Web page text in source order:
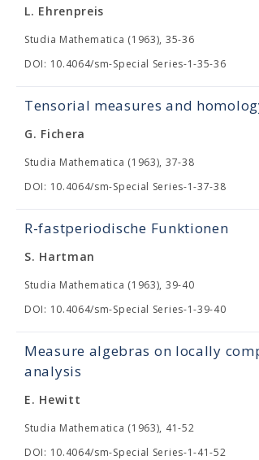
L. Ehrenpreis
Studia Mathematica (1963), 35-36
DOI: 10.4064/sm-Special Series-1-35-36
Tensorial measures and
G. Fichera
Studia Mathematica (1963), 37-38
DOI: 10.4064/sm-Special Series-1-37-38
R-fastperiodische Funktionen
S. Hartman
Studia Mathematica (1963), 39-40
DOI: 10.4064/sm-Special Series-1-39-40
Measure algebras on locally
analysis
E. Hewitt
Studia Mathematica (1963), 41-52
DOI: 10.4064/sm-Special Series-1-41-52